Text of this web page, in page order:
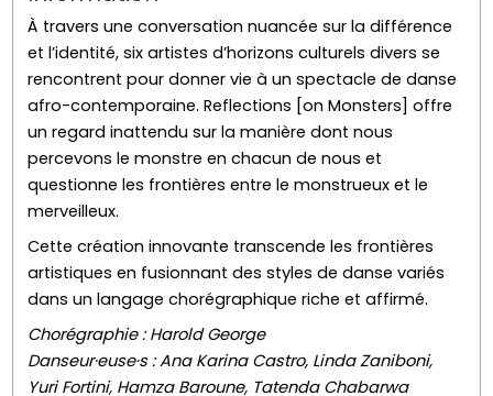
À travers une conversation nuancée sur la différence
et l’identité, six artistes d’horizons culturels divers se
rencontrent pour donner vie à un spectacle de danse
afro-contemporaine. Reflections [on Monsters] offre
un regard inattendu sur la manière dont nous
percevons le monstre en chacun de nous et
questionne les frontières entre le monstrueux et le
merveilleux.
Cette création innovante transcende les frontières
artistiques en fusionnant des styles de danse variés
dans un langage chorégraphique riche et affirmé.
Chorégraphie : Harold George
Danseur·euse·s : Ana Karina Castro, Linda Zaniboni,
Yuri Fortini, Hamza Baroune, Tatenda Chabarwa